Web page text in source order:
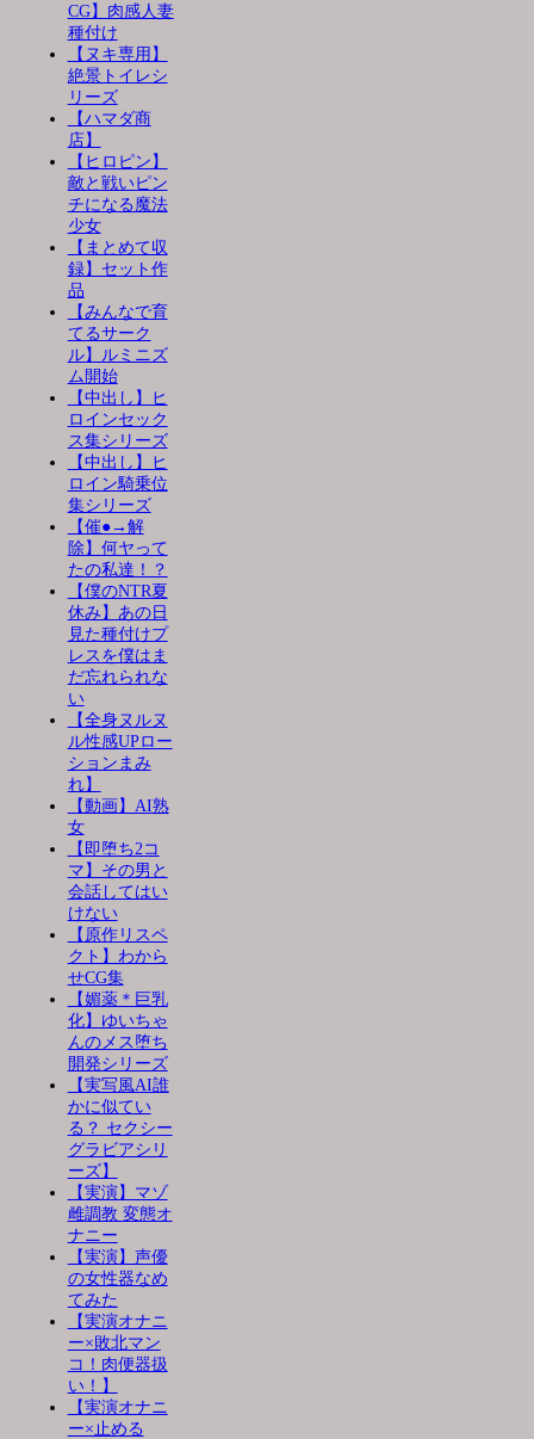
CG】肉感人妻
種付け
【ヌキ専用】
絶景トイレシ
リーズ
【ハマダ商
店】
【ヒロピン】
敵と戦いピン
チになる魔法
少女
【まとめて収
録】セット作
品
【みんなで育
てるサーク
ル】ルミニズ
ム開始
【中出し】ヒ
ロインセック
ス集シリーズ
【中出し】ヒ
ロイン騎乗位
集シリーズ
【催●→解
除】何ヤって
たの私達！？
【僕のNTR夏
休み】あの日
見た種付けプ
レスを僕はま
だ忘れられな
い
【全身ヌルヌ
ル性感UPロー
ションまみ
れ】
【動画】AI熟
女
【即堕ち2コ
マ】その男と
会話してはい
けない
【原作リスペ
クト】わから
せCG集
【媚薬＊巨乳
化】ゆいちゃ
んのメス堕ち
開発シリーズ
【実写風AI誰
かに似てい
る？ セクシー
グラビアシリ
ーズ】
【実演】マゾ
雌調教 変態オ
ナニー
【実演】声優
の女性器なめ
てみた
【実演オナニ
ー×敗北マン
コ！肉便器扱
い！】
【実演オナニ
ー×止める